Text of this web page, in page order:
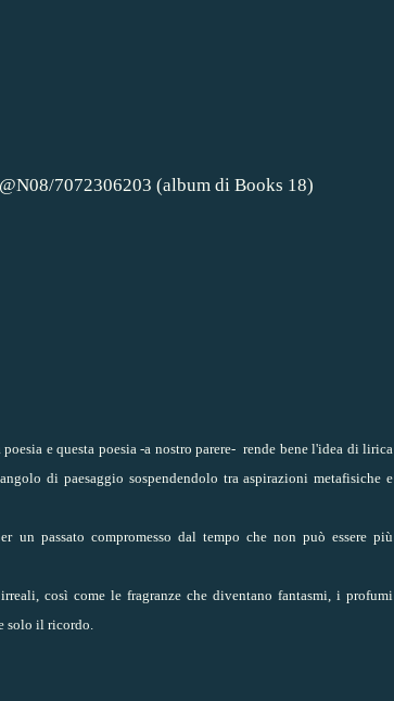
7072306203 (album di Books 18)
e questa poesia -a nostro parere- rende bene l'idea di lirica
di paesaggio sospendendolo tra aspirazioni metafisiche e
un passato compromesso dal tempo che non può essere più
così come le fragranze che diventano fantasmi, i profumi
solo il ricordo.